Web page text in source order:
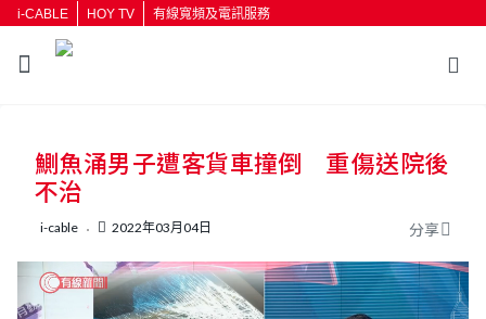
i-CABLE HOY TV 有線寬頻及電訊服務
按輸入鍵開始搜尋
鰂魚涌男子遭客貨車撞倒 重傷送院後
不治
i-cable 2022年03月04日 分享